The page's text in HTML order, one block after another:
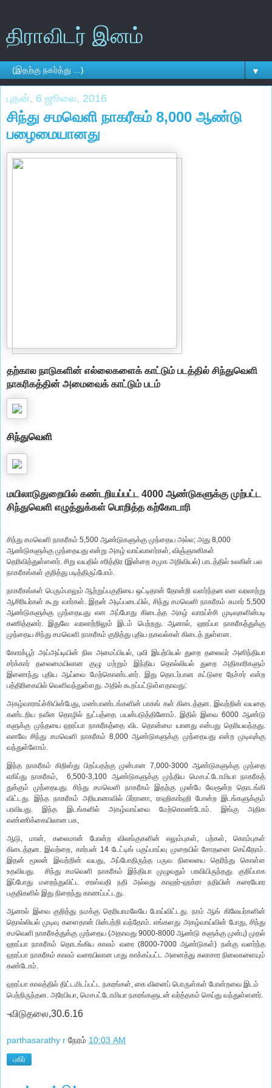
திராவிடர் இனம்
▼
புதன், 6 ஜூலை, 2016
சிந்து சமவெளி நாகரீகம் 8,000 ஆண்டு
பழைமையானது
தற்கால நாடுகளின் எல்லைகளைக் காட்டும் படத்தில் சிந்துவெளி
நாகரிகத்தின் அமைவைக் காட்டும் படம்
சிந்துவெளி
மயிலாடுதுறையில் கண்டறியப்பட்ட 4000 ஆண்டுகளுக்கு முற்பட்ட
சிந்துவெளி எழுத்துக்கள் பொறித்த கற்கோடாரி
சிந்து சமவெளி நாகரீகம் 5,500 ஆண்டுகளுக்கு முந்தைய அல்ல; அது 8,000
ஆண்டுகளுக்கு முந்தையது என்று அகழ் வாய்வாளர்கள், விஞ்ஞானிகள்
தெரிவித்துள்ளனர். சிறு வயதில் சரித்திர (இன்றை சமுக அறிவியல்) பாடத்தில் உலகின் பல
நாகரீகங்கள் குறித்து படித்திருப்போம்.
நாகரீகங்கள் பெரும்பாலும் ஆற்றுப்பகுதியை ஒட்டிதான் தோன்றி வளர்ந்தன என வரலாற்று
ஆசிரியர்கள் கூறு வார்கள். இதன் அடிப்படையில், சிந்து சமவெளி நாகரீகம் சுமார் 5,500
ஆண்டுகளுக்கு முந்தையது என அப்போது கிடைத்த அகழ் வாரய்ச்சி முடிவுகளின்படி
கணித்தனர். இதுவே வரலாற்றிலும் இடம் பெற்றது. ஆனால், ஹரப்பா நாகரீகத்துக்கு
முந்தைய சிந்து சமவெளி நாகரீகம் குறித்து புதிய தகவல்கள் கிடைத் துள்ளன.
கோரக்பூர் அய்அய்டியின் நில அமைப்பியல், புவி இயற்பியல் துறை தலைவர் அனிந்தியா
சர்க்கார் தலைமையிலான குழு மற்றும் இந்திய தொல்லியல் துறை அதிகாரிகளும்
இணைந்து புதிய ஆய்வை மேற்கொண்டனர். இது தொடர்பான கட்டுரை நேச்சர் என்ற
பத்திரிகையில் வெளிவந்துள்ளது. அதில் கூறப்பட்டுள்ளதாவது:
அகழ்வாராய்ச்சியின்பேது, மண்பாண்டங்களின் பாகங் கள் கிடைத்தன. இவற்றின் வயதை
கண்டறிய நவீன தொழில் நுட்பத்தை பயன்படுத்தினோம். இதில் இவை 6000 ஆண்டு
களுக்கு முந்தயை ஹரப்பா நாகரீகத்தை விட தொன்மை யானது என்பது தெரியவந்தது.
எனவே சிந்து சமவெளி நாகரீகம் 8,000 ஆண்டுகளுக்கு முந்தையது என்ற முடிவுக்கு
வந்துள்ளோம்.
இந்த நாகரீகம் கிறிஸ்து பிறப்பதற்கு முன்பான 7,000-3000 ஆண்டுகளுக்கு முந்தை
எகிப்து நாகரீகம், 6,500-3,100 ஆண்டுகளுக்கு முந்திய மெசபட்டோமியா நாகரீகத்
துக்கும் முந்தையது. சிந்து சமவெளி நாகரீகம் இதற்கு முன்பே வேரூன்ற தொடங்கி
விட்டது. இந்த நாகரீகம் அரியானாவில் பிர்ரானா, ராஹிகார்ஹி போன்ற இடங்களுக்கும்
பரவியது. இந்த இடங்களில் அகழ்வாய்வை மேற்கொண்டோம். இங்கு அதிக
எண்ணிக்கையிலான பசு,
ஆடு, மான், கலைமான் போன்ற விலங்குகளின் எலும்புகள், பற்கள், கொம்புகள்
கிடைத்தன. இவற்றை, கார்பன் 14 டேட்டிங் பகுப்பாய்வு முறையில் சோதனை செய்தோம்.
இதன் மூலன் இவற்றின் வயது, அப்போதிருந்த பருவ நிலையை தெரிந்து கொள்ள
உதவியது. சிந்து சமவெளி நாகரீகம் இந்தியா முழுவதும் பரவியிருந்தது. குறிப்பாக
இப்போது மறைந்துவிட்ட சரஸ்வதி நதி அல்லது காஹர்-ஹக்ரா நதியின் கரையோர
பகுதிகளில் இது நிறைந்து காணப்பட்டது.
ஆனால் இவை குறித்து நமக்கு தெரியாமலேயே போய்விட்டது. நாம் ஆங் கிலேயர்களின்
தொல்லியல் முடிவு களைதான் பின்பற்றி வந்தோம். எங்களது அகழ்வாய்வின் போது, சிந்து
சமவெளி நாகரீகத்துக்கு முந்தைய (அதாவது 9000-8000 ஆண்டு களுக்கு முன்பு) முதல்
ஹரப்பா நாகரீகம் தொடங்கிய காலம் வரை (8000-7000 ஆண்டுகள்) நன்கு வளர்ந்த
ஹரப்பா நாகரீகம் காலம் வரையிலான பாது காக்கப்பட்ட அனைத்து கலாசார நிலைகளையும்
கண்டோம்.
ஹரப்பா காலத்தில் திட்டமிடப்பட்ட நகரங்கள், கை வினைப் பொருள்கள் போன்றவை இடம்
பெற்றிருந்தன. அரேபியா, மெசபட்டோமியா நகரங்களுடன் வர்த்தகம் செய்து வந்துள்ளனர்.
-விடுதலை,30.6.16
parthasarathy r நேரம் 10:03 AM
பகிர்